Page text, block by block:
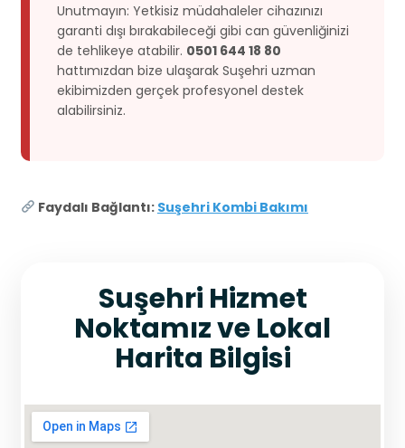
Unutmayın: Yetkisiz müdahaleler cihazınızı
garanti dışı bırakabileceği gibi can güvenliğinizi
de tehlikeye atabilir. 0501 644 18 80
hattımızdan bize ulaşarak Suşehri uzman
ekibimizden gerçek profesyonel destek
alabilirsiniz.
Faydalı Bağlantı: Suşehri Kombi Bakımı
Suşehri Hizmet
Noktamız ve Lokal
Harita Bilgisi